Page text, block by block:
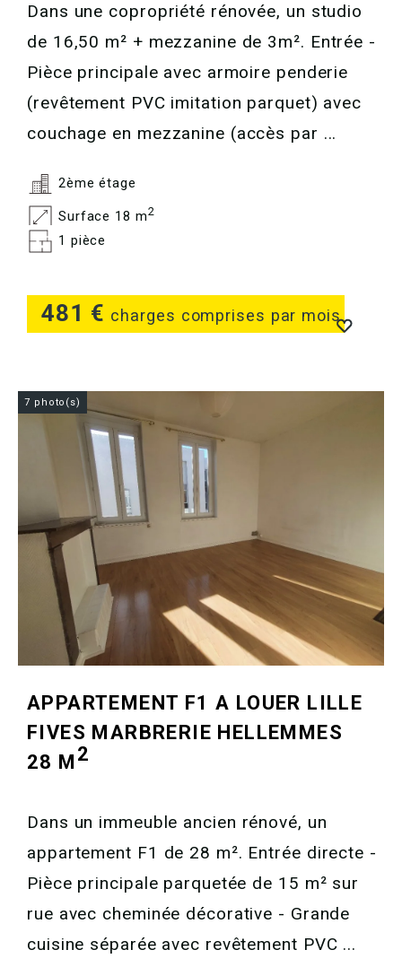
481 € charges comprises par mois
Dans une copropriété rénovée, un studio
de 16,50 m² + mezzanine de 3m². Entrée -
Pièce principale avec armoire penderie
(revêtement PVC imitation parquet) avec
couchage en mezzanine (accès par ...
2ème étage
Surface 18 m2
1 pièce
7 photo(s)
APPARTEMENT F1 A LOUER LILLE
FIVES MARBRERIE HELLEMMES
28 M2
Dans un immeuble ancien rénové, un
appartement F1 de 28 m². Entrée directe -
Pièce principale parquetée de 15 m² sur
rue avec cheminée décorative - Grande
cuisine séparée avec revêtement PVC ...